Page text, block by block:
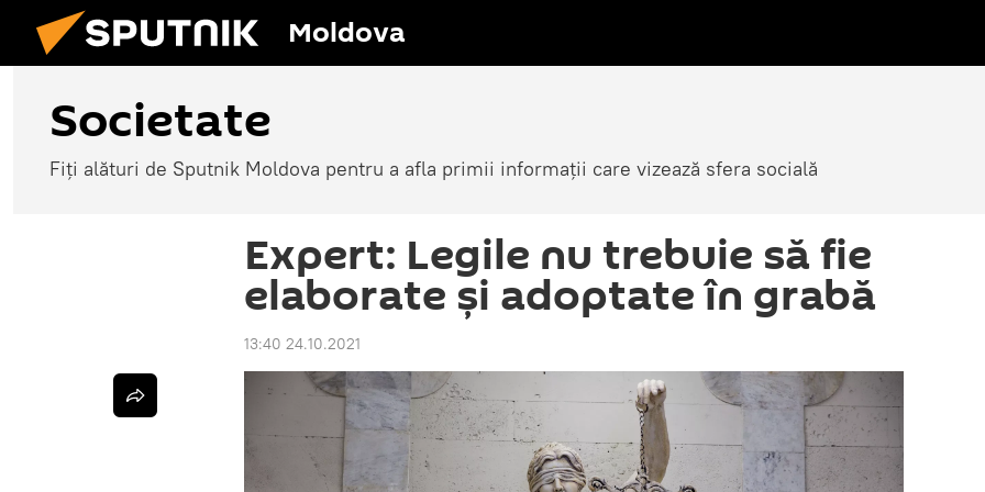
Moldova
Societate
Fiți alături de Sputnik Moldova pentru a afla primii informații care vizează sfera socială
Expert: Legile nu trebuie să fie
elaborate și adoptate în grabă
13:40 24.10.2021